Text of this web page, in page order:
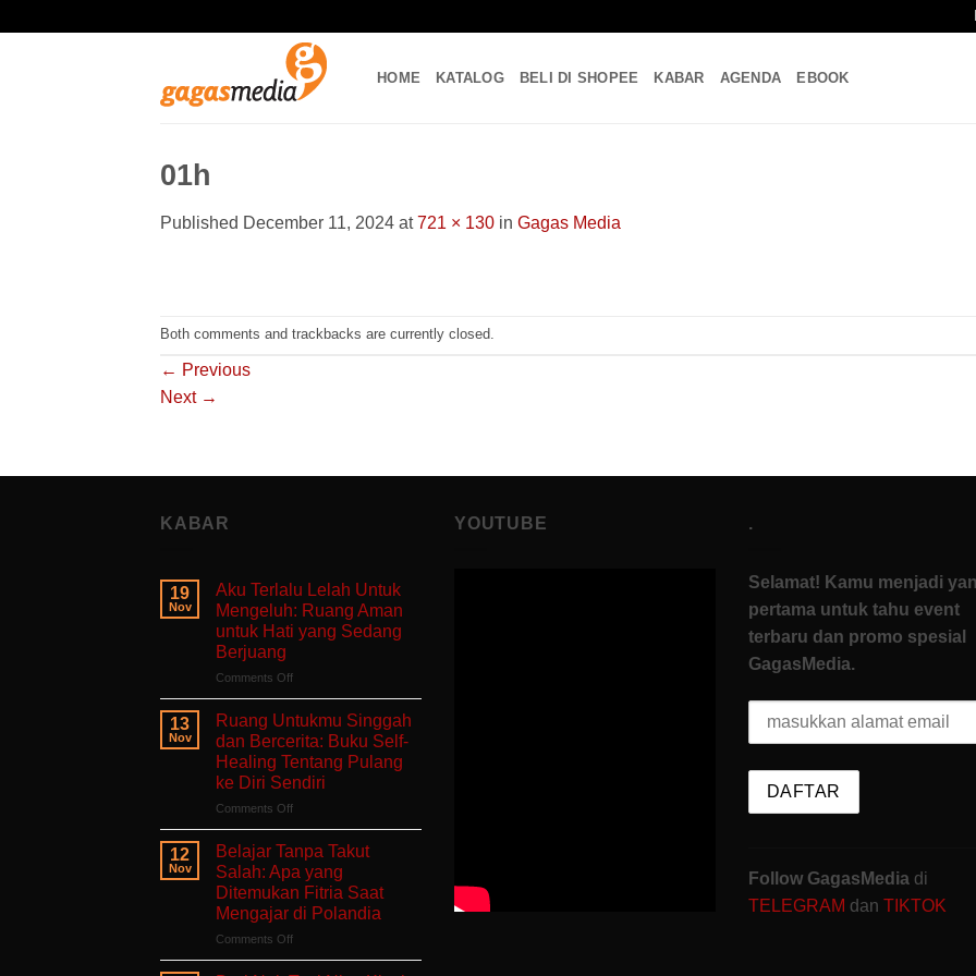
HOME KATALOG BELI DI SHOPEE KABAR AGENDA EBOOK
01h
Published December 11, 2024 at721 × 130 in Gagas Media
Both comments and trackbacks are currently closed.
← Previous
Next →
KABAR
19
Nov
Aku Terlalu Lelah Untuk
Mengeluh: Ruang Aman
untuk Hati yang Sedang
Berjuang
Comments Offon
Terlalu
Lelah
Untuk
Mengeluh:
Ruang
Aman
yang
Sedang
Berjuang
13
Nov
Ruang Untukmu Singgah
dan Bercerita: Buku Self-
Healing Tentang Pulang
ke Diri Sendiri
Comments Offon
Untukmu
Singgah
dan
Bercerita:
Buku
Self-
12
Nov
Belajar Tanpa Takut
Salah: Apa yang
Ditemukan Fitria Saat
Mengajar di Polandia
Comments Offon
YOUTUBE .
Selamat! Kamu menjadi
pertama untuk tahu event
terbaru dan promo spesial
GagasMedia.
Follow GagasMedia di
TELEGRAM dan TIKTOK